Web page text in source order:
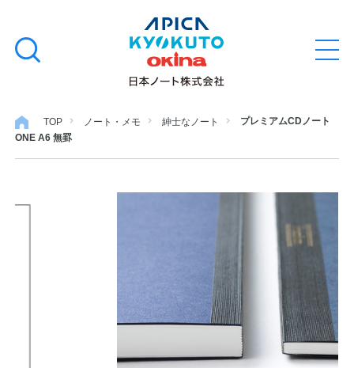
文
キ
ッ
開
検
る
ノート・メモ
特集・コラム
TOP ノート・メモ 紳士なノート
プレミアムCDノート
ONE A6 無罫